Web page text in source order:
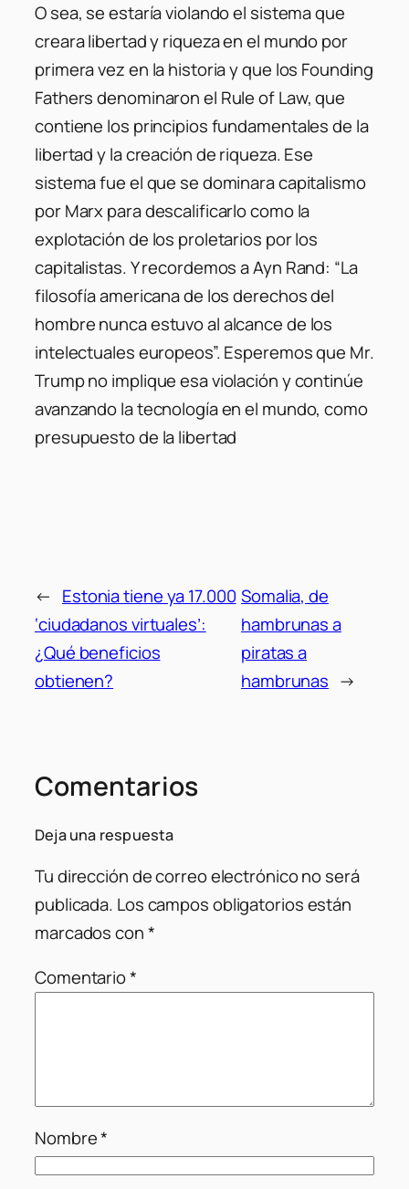
O sea, se estaría violando el sistema que
creara libertad y riqueza en el mundo por
primera vez en la historia y que los Founding
Fathers denominaron el Rule of Law, que
contiene los principios fundamentales de la
libertad y la creación de riqueza. Ese
sistema fue el que se dominara capitalismo
por Marx para descalificarlo como la
explotación de los proletarios por los
capitalistas. Y recordemos a Ayn Rand: “La
filosofía americana de los derechos del
hombre nunca estuvo al alcance de los
intelectuales europeos”. Esperemos que Mr.
Trump no implique esa violación y continúe
avanzando la tecnología en el mundo, como
presupuesto de la libertad
← Estonia tiene ya 17.000
‘ciudadanos virtuales’:
¿Qué beneficios
obtienen?
Somalia, de
hambrunas a
piratas a
hambrunas →
Comentarios
Deja una respuesta
Tu dirección de correo electrónico no será
publicada. Los campos obligatorios están
marcados con*
Comentario*
Nombre*